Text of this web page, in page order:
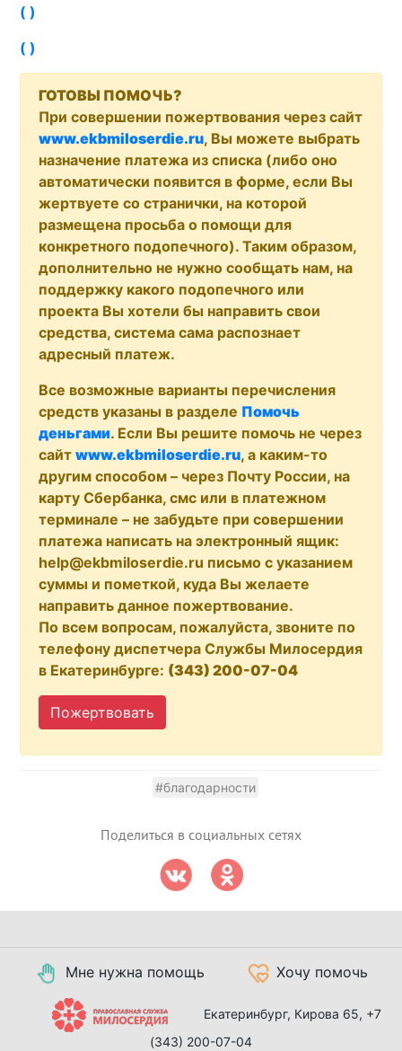
( )
( )
ГОТОВЫ ПОМОЧЬ?
При совершении пожертвования через сайт
www.ekbmiloserdie.ru, Вы можете выбрать
назначение платежа из списка (либо оно
автоматически появится в форме, если Вы
жертвуете со странички, на которой
размещена просьба о помощи для
конкретного подопечного). Таким образом,
дополнительно не нужно сообщать нам, на
поддержку какого подопечного или
проекта Вы хотели бы направить свои
средства, система сама распознает
адресный платеж.
Все возможные варианты перечисления
средств указаны в разделе Помочь
деньгами. Если Вы решите помочь не через
сайтwww.ekbmiloserdie.ru, а каким-то
другим способом – через Почту России, на
карту Сбербанка, смс или в платежном
терминале – не забудьте при совершении
платежа написать на электронный ящик:
help@ekbmiloserdie.ru письмо с указанием
суммы и пометкой, куда Вы желаете
направить данное пожертвование.
По всем вопросам, пожалуйста, звоните по
телефону диспетчера Службы Милосердия
в Екатеринбурге: (343) 200-07-04
Пожертвовать
#благодарности
Поделиться в социальных сетях
Мне нужна помощь Хочу помочь
Екатеринбург, Кирова 65, +7
(343) 200-07-04